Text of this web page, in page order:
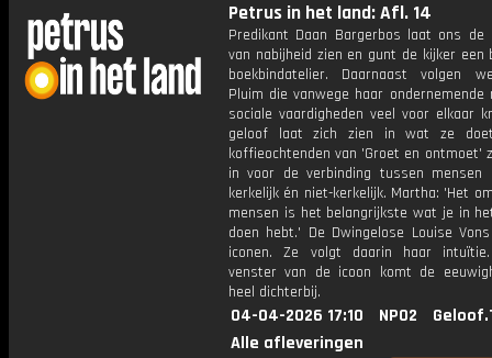
Petrus in het land: Afl. 14
Predikant Daan Bargerbos laat ons de
van nabijheid zien en gunt de kijker een
boekbindatelier. Daarnaast volgen
Pluim die vanwege haar ondernemende
sociale vaardigheden veel voor elkaar
geloof laat zich zien in wat ze
koffieochtenden van 'Groet en ontmoet'
in voor de verbinding tussen mensen
kerkelijk én niet-kerkelijk. Martha: 'Het
mensen is het belangrijkste wat je in
doen hebt.' De Dwingelose Louise
iconen. Ze volgt daarin haar
venster van de icoon komt de
heel dichterbij.
04-04-2026 17:10 NPO2
Alle afleveringen